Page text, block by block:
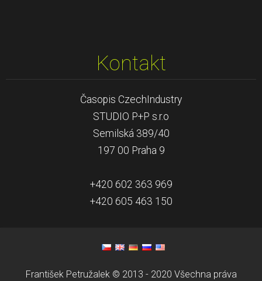
Kontakt
Časopis CzechIndustry
STUDIO P+P s.r.o
Semilská 389/40
197 00 Praha 9
+420 602 363 969
+420 605 463 150
František Petružalek © 2013 - 2020 Všechna práva